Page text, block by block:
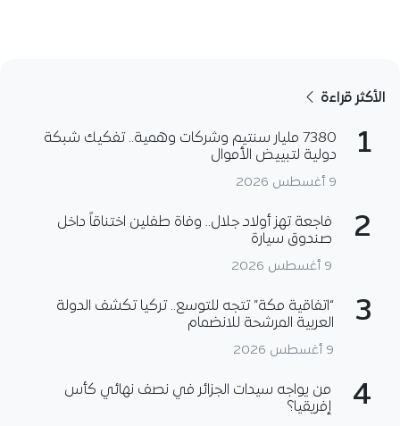
الأكثر قراءة
1
7380 مليار سنتيم وشركات وهمية.. تفكيك شبكة
دولية لتبييض الأموال
9 أغسطس 2026
2
فاجعة تهز أولاد جلال.. وفاة طفلين اختناقاً داخل
صندوق سيارة
9 أغسطس 2026
3
“اتفاقية مكة” تتجه للتوسع.. تركيا تكشف الدولة
العربية المرشحة للانضمام
9 أغسطس 2026
4
من يواجه سيدات الجزائر في نصف نهائي كأس
إفريقيا؟